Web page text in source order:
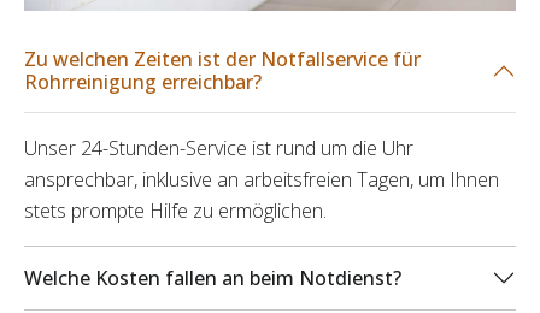
Zu welchen Zeiten ist der Notfallservice für
Rohrreinigung erreichbar?
Unser 24-Stunden-Service ist rund um die Uhr
ansprechbar, inklusive an arbeitsfreien Tagen, um Ihnen
stets prompte Hilfe zu ermöglichen.
Welche Kosten fallen an beim Notdienst?